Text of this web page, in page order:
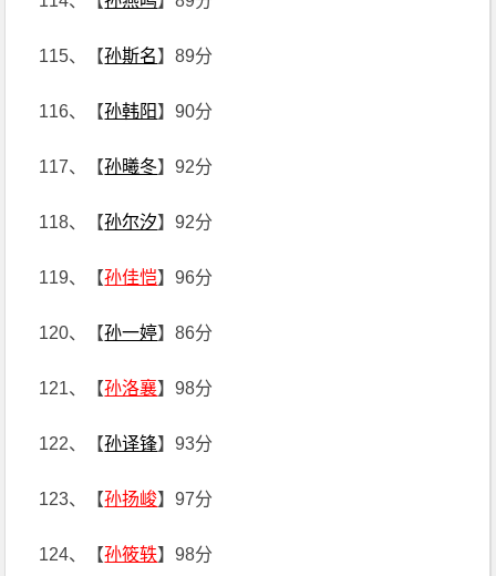
115、【孙斯名】89分
116、【孙韩阳】90分
117、【孙曦冬】92分
118、【孙尔汐】92分
119、【孙佳恺】96分
120、【孙一婷】86分
121、【孙洛襄】98分
122、【孙译锋】93分
123、【孙扬峻】97分
124、【孙筱轶】98分